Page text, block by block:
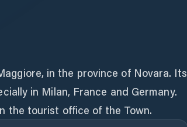
in the province of Novara. Its
in Milan, France and Germany.
the tourist office of the Town.